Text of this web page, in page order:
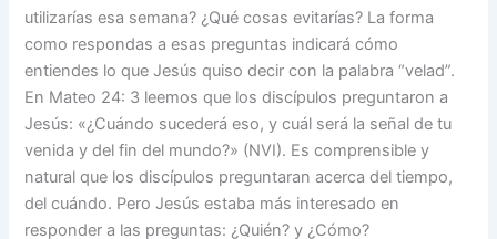
utilizarías esa semana? ¿Qué cosas evitarías? La forma
como respondas a esas preguntas indicará cómo
entiendes lo que Jesús quiso decir con la palabra “velad”.
En Mateo 24: 3 leemos que los discípulos preguntaron a
Jesús: «¿Cuándo sucederá eso, y cuál será la señal de tu
venida y del fin del mundo?» (NVI). Es comprensible y
natural que los discípulos preguntaran acerca del tiempo,
del cuándo. Pero Jesús estaba más interesado en
responder a las preguntas: ¿Quién? y ¿Cómo?